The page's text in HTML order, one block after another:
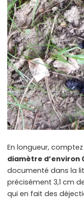
En longueur,
diamètre d’environ
documenté dans la
précisément 3,1 cm
qui en fait des